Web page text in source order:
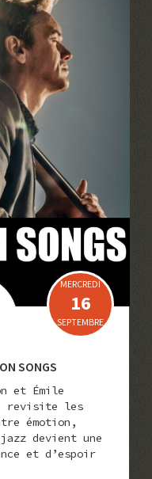
MERCREDI
16
SEPTEMBRE
SONGS
et Émile
revisite les
émotion,
devient une
et d’espoir